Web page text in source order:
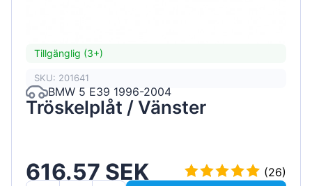
Tillgänglig (3+)
SKU: 201641
BMW 5 E39 1996-2004
Tröskelplåt / Vänster
616.57 SEK
(26)